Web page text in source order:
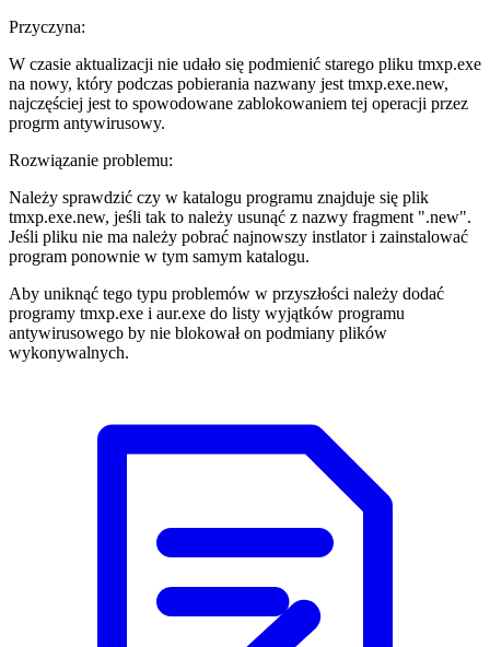
Przyczyna:
W czasie aktualizacji nie udało się podmienić starego pliku tmxp.exe
na nowy, który podczas pobierania nazwany jest tmxp.exe.new,
najczęściej jest to spowodowane zablokowaniem tej operacji przez
progrm antywirusowy.
Rozwiązanie problemu:
Należy sprawdzić czy w katalogu programu znajduje się plik
tmxp.exe.new, jeśli tak to należy usunąć z nazwy fragment ".new".
Jeśli pliku nie ma należy pobrać najnowszy instlator i zainstalować
program ponownie w tym samym katalogu.
Aby uniknąć tego typu problemów w przyszłości należy dodać
programy tmxp.exe i aur.exe do listy wyjątków programu
antywirusowego by nie blokował on podmiany plików
wykonywalnych.